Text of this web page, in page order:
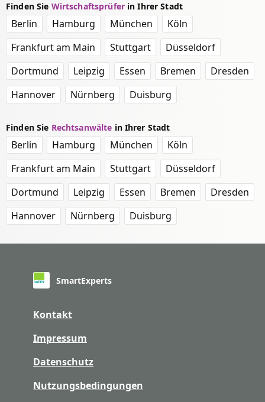
Finden Sie Wirtschaftsprüferin Ihrer Stadt
Berlin Hamburg München
Köln
Frankfurt am Main
Stuttgart
Düsseldorf
Dortmund
Leipzig Essen Bremen
Dresden
Hannover
Nürnberg Duisburg
Finden Sie Rechtsanwälte in Ihrer Stadt
Berlin Hamburg München
Köln
Frankfurt am Main
Stuttgart
Düsseldorf
Dortmund
Leipzig Essen Bremen
Dresden
Hannover
Nürnberg Duisburg
SmartExperts
Kontakt
Impressum
Datenschutz
Nutzungsbedingungen